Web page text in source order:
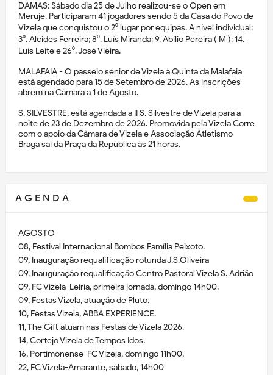
DAMAS: Sábado dia 25 de Julho realizou-se o Open em
Meruje. Participaram 41 jogadores sendo 5 da Casa do Povo de
Vizela que conquistou o 2⁰ lugar por equipas. A nível individual:
3⁰. Alcides Ferreira; 8⁰. Luís Miranda; 9. Abílio Pereira ( M ); 14.
Luís Leite e 26⁰. José Vieira.
MALAFAIA - O passeio sénior de Vizela à Quinta da Malafaia
está agendado para 15 de Setembro de 2026. As inscrições
abrem na Câmara a 1 de Agosto.
S. SILVESTRE, está agendada a II S. Silvestre de Vizela para a
noite de 23 de Dezembro de 2026. Promovida pela Vizela Corre
com o apoio da Câmara de Vizela e Associação Atletismo
Braga sai da Praça da República às 21 horas.
A G E N D A
AGOSTO
08, Festival Internacional Bombos Família Peixoto.
09, Inauguração requalificação rotunda J.S.Oliveira
09, Inauguração requalificação Centro Pastoral Vizela S. Adrião
09, FC Vizela-Leiria, primeira jornada, domingo 14h00.
09, Festas Vizela, atuação de Pluto.
10, Festas Vizela, ABBA EXPERIENCE.
11, The Gift atuam nas Festas de Vizela 2026.
14, Cortejo Vizela de Tempos Idos.
16, Portimonense-FC Vizela, domingo 11h00,
22, FC Vizela-Amarante, sábado, 14h00